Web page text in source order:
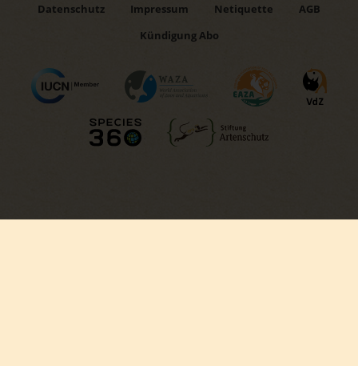
Datenschutz
Impressum Netiquette
AGB
Kündigung Abo